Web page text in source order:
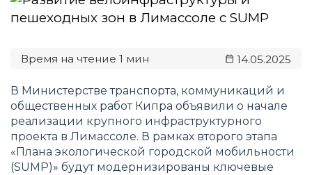
14.05.2025
В Министерстве транспорта, коммуникаций и
общественных работ Кипра объявили о начале
реализации крупного инфраструктурного
проекта в Лимассоле. В рамках второго этапа
«Плана экологической городской мобильности
(SUMP)» будут модернизированы ключевые